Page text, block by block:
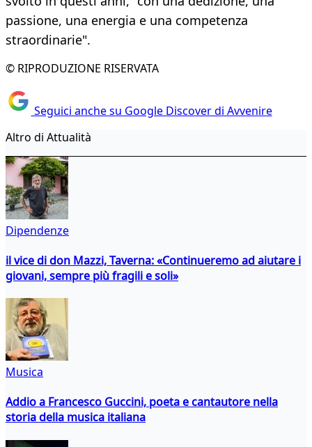
passione, una energia e una competenza
straordinarie".
© RIPRODUZIONE RISERVATA
Seguici anche su Google Discover di Avvenire
Altro di Attualità
Dipendenze
il vice di don Mazzi, Taverna: «Continueremo ad aiutare i
giovani, sempre più fragili e soli»
Musica
Addio a Francesco Guccini, poeta e cantautore nella
storia della musica italiana